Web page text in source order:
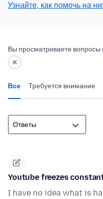
Узнайте, как помочь на
Вы просматриваете вопросы
Все Требуется внимание
Youtube freezes
I have no idea what is